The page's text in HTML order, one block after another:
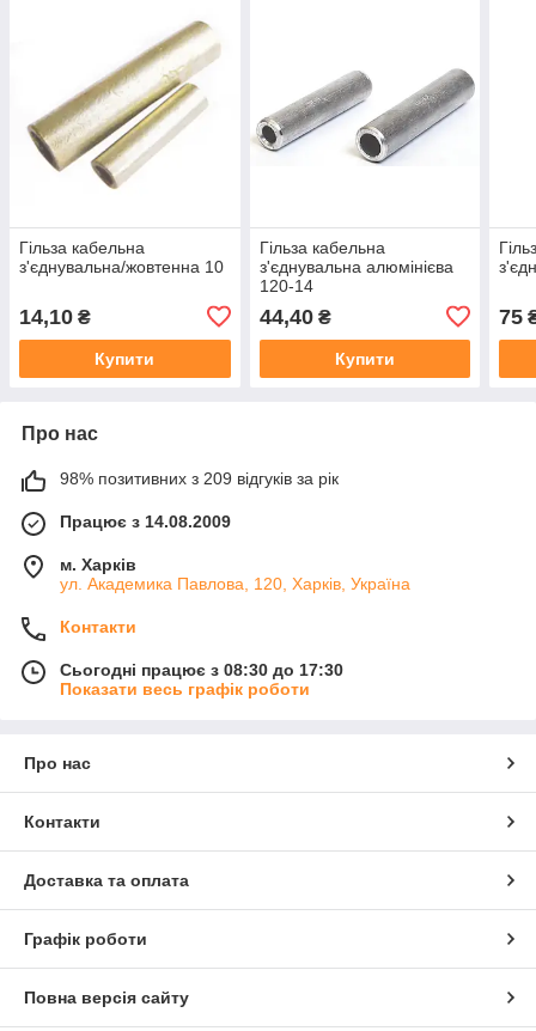
Гільза кабельна
з'єднувальна/жовтенна 10
14,10 ₴
Купити
Гільза кабельна
з'єднувальна алюмінієва
120-14
44,40₴
Купити
75
Про нас
98% позитивних з 209 відгуків за рік
Працює з 14.08.2009
м. Харків
ул. Академика Павлова, 120, Харків, Україна
Контакти
Сьогодні працює з 08:30 до 17:30
Показати весь графік роботи
Про нас
Контакти
Доставка та оплата
Графік роботи
Повна версія сайту